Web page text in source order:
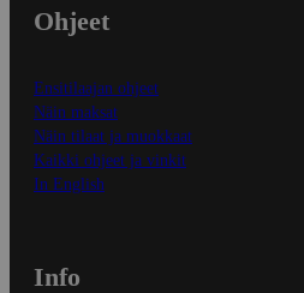
Ohjeet
Ensitilaajan ohjeet
Näin maksat
Näin tilaat ja muokkaat
Kaikki ohjeet ja vinkit
In English
Info